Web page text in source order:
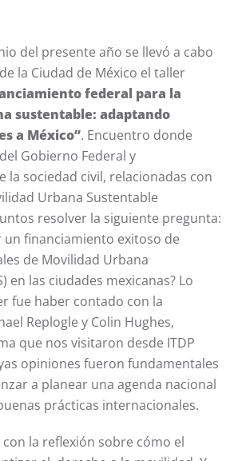
del presente año se llevó a cabo
la Ciudad de México el taller
federal para la
sustentable: adaptando
a México”. Encuentro donde
Gobierno Federal y
la sociedad civil, relacionadas con
Urbana Sustentable
resolver la siguiente pregunta:
un financiamiento exitoso de
de Movilidad Urbana
en las ciudades mexicanas? Lo
fue haber contado con la
Replogle y Colin Hughes,
que nos visitaron desde ITDP
opiniones fueron fundamentales
a planear una agenda nacional
prácticas internacionales.
la reflexión sobre cómo el